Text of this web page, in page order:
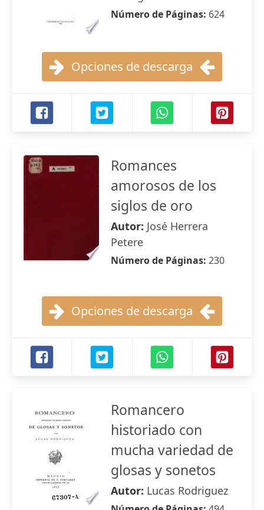
Número de Páginas: 624
Opciones de descarga
Romances
amorosos de los
siglos de oro
Autor: José Herrera
Petere
Número de Páginas: 230
Opciones de descarga
Romancero
historiado con
mucha variedad de
glosas y sonetos
Autor: Lucas Rodriguez